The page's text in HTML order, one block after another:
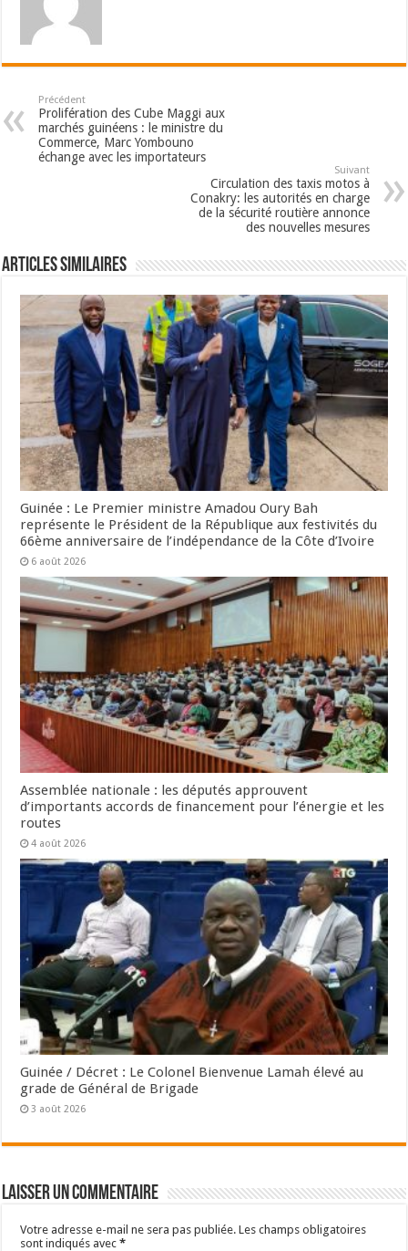
Précédent
Prolifération des Cube Maggi aux
marchés guinéens : le ministre du
Commerce, Marc Yombouno
échange avec les importateurs
Suivant
Circulation des taxis motos à
Conakry: les autorités en charge
de la sécurité routière annonce
des nouvelles mesures
Articles Similaires
Guinée : Le Premier ministre Amadou Oury Bah
représente le Président de la République aux festivités du
66ème anniversaire de l’indépendance de la Côte d’Ivoire
6 août 2026
Assemblée nationale : les députés approuvent
d’importants accords de financement pour l’énergie et les
routes
4 août 2026
Guinée / Décret : Le Colonel Bienvenue Lamah élevé au
grade de Général de Brigade
3 août 2026
Laisser un commentaire
Votre adresse e-mail ne sera pas publiée. Les champs obligatoires
sont indiqués avec*